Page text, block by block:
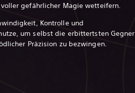
gefährlicher Magie wetteifern.
Kontrolle und
um selbst die erbittertsten Gegner
Präzision zu bezwingen.